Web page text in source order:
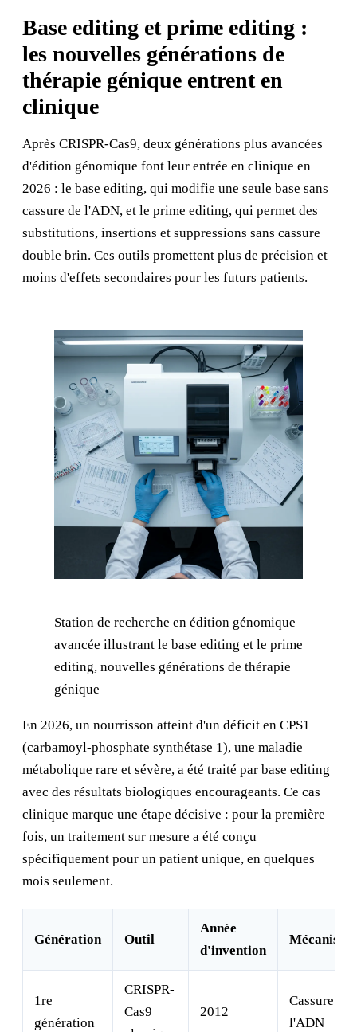
Base editing et prime editing :
les nouvelles générations de
thérapie génique entrent en
clinique
Après CRISPR-Cas9, deux générations plus avancées
d'édition génomique font leur entrée en clinique en
2026 : le base editing, qui modifie une seule base sans
cassure de l'ADN, et le prime editing, qui permet des
substitutions, insertions et suppressions sans cassure
double brin. Ces outils promettent plus de précision et
moins d'effets secondaires pour les futurs patients.
Station de recherche en édition génomique
avancée illustrant le base editing et le prime
editing, nouvelles générations de thérapie
génique
En 2026, un nourrisson atteint d'un déficit en CPS1
(carbamoyl-phosphate synthétase 1), une maladie
métabolique rare et sévère, a été traité par base editing
avec des résultats biologiques encourageants. Ce cas
clinique marque une étape décisive : pour la première
fois, un traitement sur mesure a été conçu
spécifiquement pour un patient unique, en quelques
mois seulement.
Génération Outil
Année
d'invention
Mécanisme
1re
génération
CRISPR-
Cas9
2012
Cassure
l'ADN